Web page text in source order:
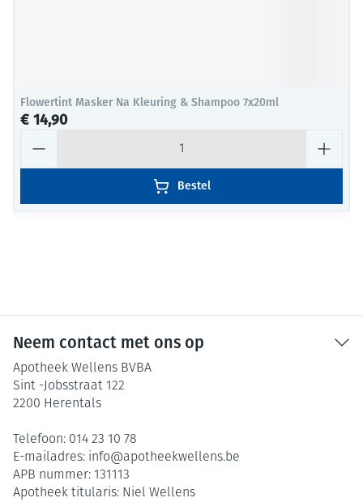
Flowertint Masker Na Kleuring & Shampoo 7x20ml
€ 14,90
Bestel
Neem contact met ons op
Apotheek Wellens BVBA
Sint -Jobsstraat 122
2200 Herentals
Telefoon: 014 23 10 78
E-mailadres: info@apotheekwellens.be
APB nummer: 131113
Apotheek titularis: Niel Wellens